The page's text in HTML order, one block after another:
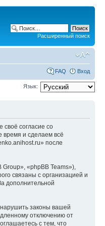
Расширенный поиск
FAQ Вход
Язык:
согласие со
время и сделаем всё
после
«phpBB Teams»),
связаны с организацией и
дополнительной
законы вашей
отключению от
с тем, что